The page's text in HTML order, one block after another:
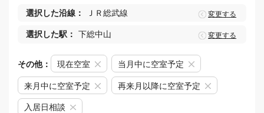
選択した沿線： ＪＲ総武線 変更する
選択した駅： 下総中山 変更する
その他： 現在空室 当月中に空室予定
来月中に空室予定 再来月以降に空室予定
入居日相談